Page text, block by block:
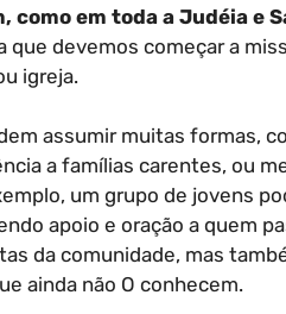
como em toda a Judéia e
que devemos começar a
igreja.
assumir muitas formas,
a famílias carentes, ou
um grupo de jovens
apoio e oração a quem
da comunidade, mas
ainda não O conhecem.